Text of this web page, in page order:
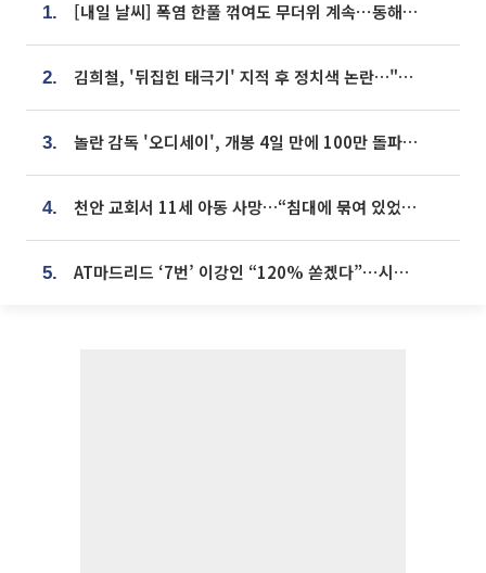
1. [내일 날씨] 폭염 한풀 꺾여도 무더위 계속⋯동해안 이틀 연속 비
2. 김희철, '뒤집힌 태극기' 지적 후 정치색 논란…"좌우 떠나 우리나라 국기"
3. 놀란 감독 '오디세이', 개봉 4일 만에 100만 돌파⋯'왕사남' 보다 빠르다
4. 천안 교회서 11세 아동 사망…“침대에 묶여 있었다” 진술 확보
5. AT마드리드 ‘7번’ 이강인 “120% 쏟겠다”⋯시메오네 감독 “필요한 선수”